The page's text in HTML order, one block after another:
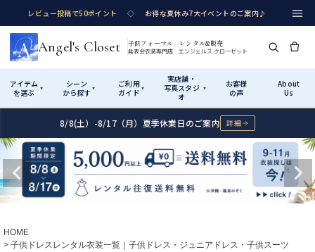
レビュー投稿で50ポイント ◇ お得な夏休み7大イベントのご案内♪
Angel's Closet 子供フォーマル レンタル&販売
発表会衣装専門店 エンジェルス クローゼット
アイテム
を選ぶ
▾
シーン
から探す ▾
ご利用
ガイド ▾
実店舗・
写真スタジ
オ
▾
お客様
の声
About
Us
Shop by Category アイテムから探す
カテゴリ詳細→ サイズで選ぶ →
Rentalレンタル
Shop by Occasion シーンから探す
性別・サイズで絞り込む→
How It Works ご利用ガイド
Startはじめに
01
Visit Us 実店舗・写真スタジオ
8/8(土）-8/17（月）夏季休業日のご案内 詳細
HOME
子供ドレスレンタル衣装一覧｜子供ドレス・ジュニアドレス・子供スーツ